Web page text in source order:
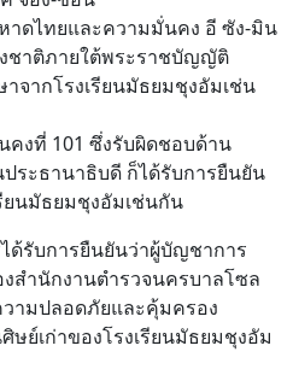
าดไทยและความมั่นคง อี ซัง-มิน
ชาติภายใต้พระราชบัญญัติ
จากโรงเรียนมัธยมชุงอัมเช่น
งที่ 101 ซึ่งรับผิดชอบด้าน
ระธานาธิบดี ก็ได้รับการยืนยัน
ยนมัธยมชุงอัมเช่นกัน
ด้รับการยืนยันว่าผู้บัญชาการ
สำนักงานตำรวจนครบาลโซล
ามปลอดภัยและคุ้มครอง
ษย์เก่าของโรงเรียนมัธยมชุงอัม